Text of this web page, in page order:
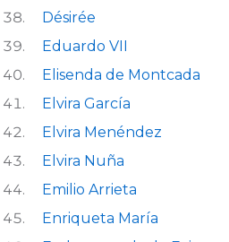
Désirée
Eduardo VII
Elisenda de Montcada
Elvira García
Elvira Menéndez
Elvira Nuña
Emilio Arrieta
Enriqueta María